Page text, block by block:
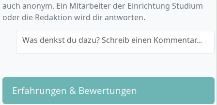
auch anonym. Ein Mitarbeiter der Einrichtung Studium
oder die Redaktion wird dir antworten.
Was denkst du dazu? Schreib einen Kommentar...
Erfahrungen & Bewertungen